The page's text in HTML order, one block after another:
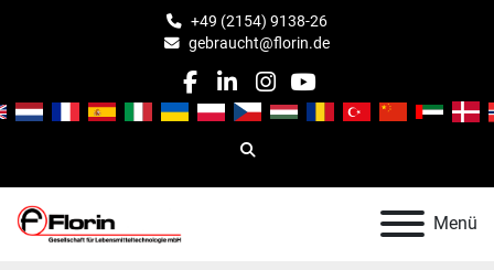
+49 (2154) 9138-26
gebraucht@florin.de
facebook
linkedin
instagram
youtube
Suche
Menü